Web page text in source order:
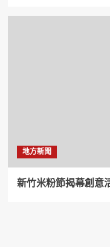
地方新聞
新竹米粉節揭幕創意